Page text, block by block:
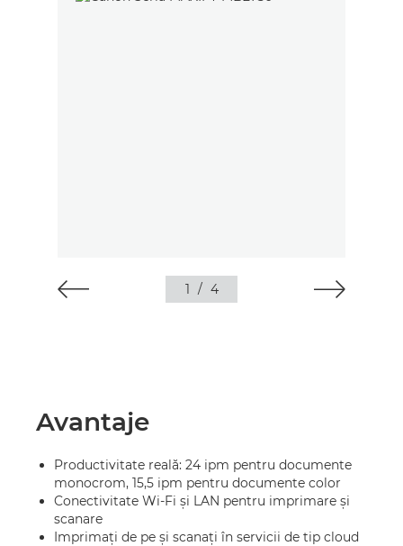
1 / 4
Avantaje
Productivitate reală: 24 ipm pentru documente
monocrom, 15,5 ipm pentru documente color
Conectivitate Wi-Fi şi LAN pentru imprimare şi
scanare
Imprimaţi de pe şi scanaţi în servicii de tip cloud